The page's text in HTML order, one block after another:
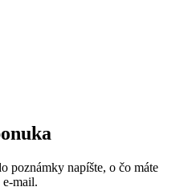
poznámky napíšte, o čo máte
e-mail.